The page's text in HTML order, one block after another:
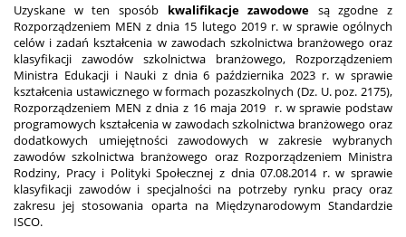
Uzyskane w ten sposób kwalifikacje zawodowe są zgodne z
Rozporządzeniem MEN z dnia 15 lutego 2019 r. w sprawie ogólnych
celów i zadań kształcenia w zawodach szkolnictwa branżowego oraz
klasyfikacji zawodów szkolnictwa branżowego, Rozporządzeniem
Ministra Edukacji i Nauki z dnia 6 października 2023 r. w sprawie
kształcenia ustawicznego w formach pozaszkolnych (Dz. U. poz. 2175),
Rozporządzeniem MEN z dnia z 16 maja 2019 r. w sprawie podstaw
programowych kształcenia w zawodach szkolnictwa branżowego oraz
dodatkowych umiejętności zawodowych w zakresie wybranych
zawodów szkolnictwa branżowego oraz Rozporządzeniem Ministra
Rodziny, Pracy i Polityki Społecznej z dnia 07.08.2014 r. w sprawie
klasyfikacji zawodów i specjalności na potrzeby rynku pracy oraz
zakresu jej stosowania oparta na Międzynarodowym Standardzie
ISCO.